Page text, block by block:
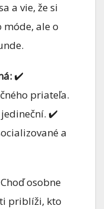
a vie, že si
ale o
✔️
priateľa.
✔️
a
osobne
priblíži, kto